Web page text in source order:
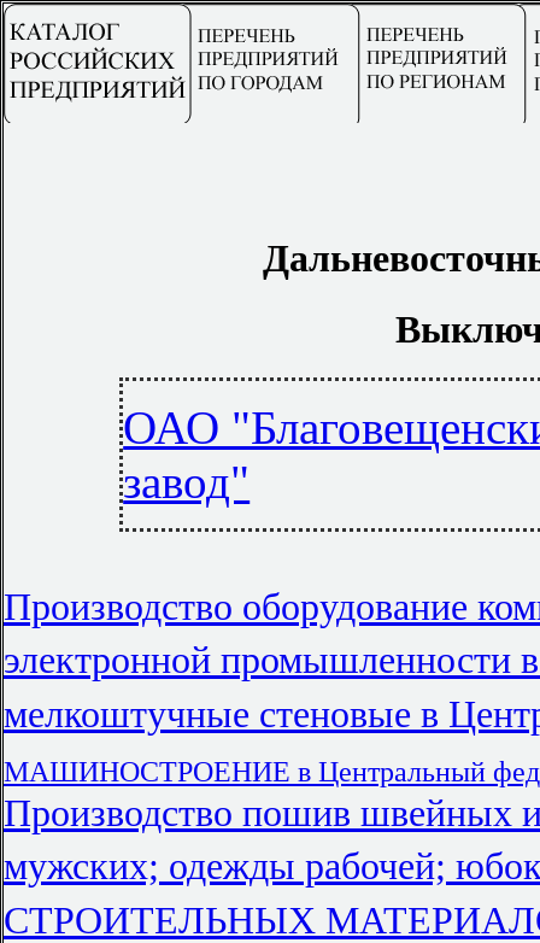
ОАО
завод"
Производство оборудование
электронной промышленности
мелкоштучные стеновые в
МАШИНОСТРОЕНИЕ в Центральный
Производство пошив швейных
мужских; одежды рабочей;
СТРОИТЕЛЬНЫХ